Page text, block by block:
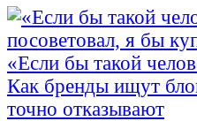
«Если бы такой
Как бренды ищут
точно отказывают